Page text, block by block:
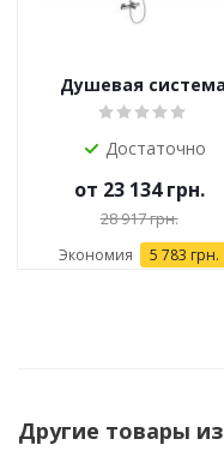
Душевая система
Ravak Termo 300 TE
Достаточно
от 23 134 грн.
28 917 грн.
Экономия 5 783 грн.
Другие товары